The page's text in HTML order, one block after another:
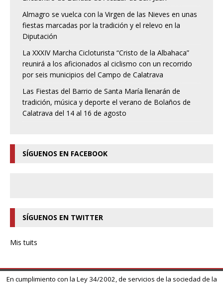
Almagro se vuelca con la Virgen de las Nieves en unas
fiestas marcadas por la tradición y el relevo en la
Diputación
La XXXIV Marcha Cicloturista “Cristo de la Albahaca”
reunirá a los aficionados al ciclismo con un recorrido
por seis municipios del Campo de Calatrava
Las Fiestas del Barrio de Santa María llenarán de
tradición, música y deporte el verano de Bolaños de
Calatrava del 14 al 16 de agosto
SÍGUENOS EN FACEBOOK
SÍGUENOS EN TWITTER
Mis tuits
En cumplimiento con la Ley 34/2002, de servicios de la sociedad de la